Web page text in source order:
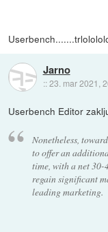
Jarno
::23. mar 2021,
Userbench Editor
Nonetheless,
to offer an
time, with a net
regain significant
leading marketing.